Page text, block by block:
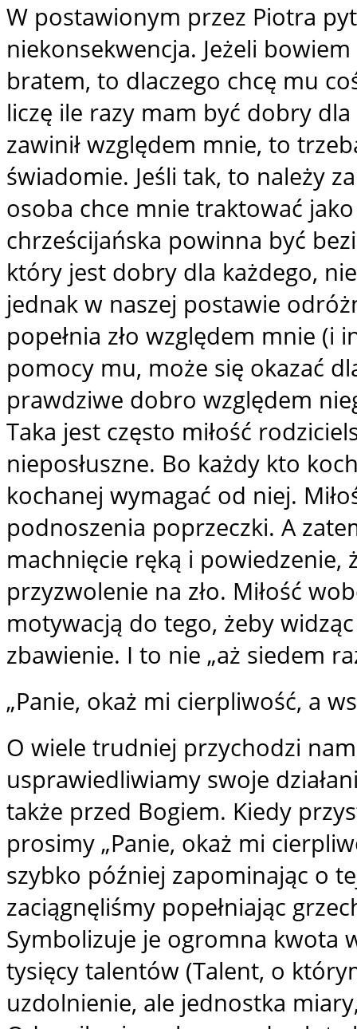
​W postawionym przez Piotra
niekonsekwencja. Jeżeli
bratem, to dlaczego chcę mu
liczę ile razy mam być dobry
zawinił względem mnie, to
świadomie. Jeśli tak, to należy
osoba chce mnie traktować
chrześcijańska powinna być
który jest dobry dla każdego,
jednak w naszej postawie
popełnia zło względem mnie
pomocy mu, może się okazać
prawdziwe dobro względem
Taka jest często miłość
nieposłuszne. Bo każdy kto
kochanej wymagać od niej.
podnoszenia poprzeczki. A
machnięcie ręką i powiedzenie,
przyzwolenie na zło. Miłość
motywacją do tego, żeby
zbawienie. I to nie „aż siedem
„Panie, okaż mi cierpliwość, a
​O wiele trudniej przychodzi
usprawiedliwiamy swoje
także przed Bogiem. Kiedy
prosimy „Panie, okaż mi
szybko później zapominając o
zaciągnęliśmy popełniając
Symbolizuje je ogromna kwota
tysięcy talentów (Talent, o
uzdolnienie, ale jednostka